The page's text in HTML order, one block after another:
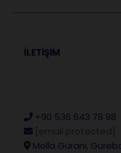
İLETİŞİM
+90 536 643 78 98
Molla Gürani,